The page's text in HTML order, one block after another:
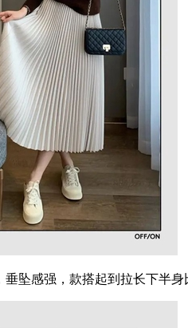
感强，款搭起到拉长下半身